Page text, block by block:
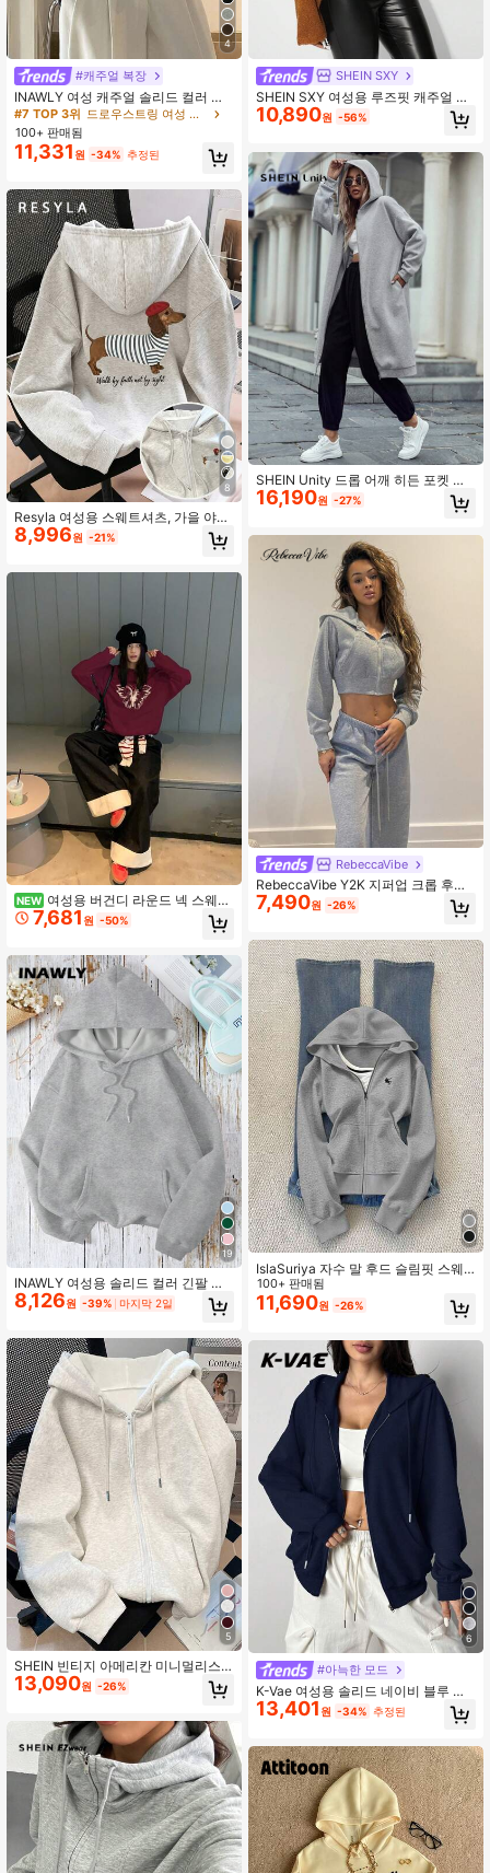
4
#캐주얼 복장
INAWLY 여성 캐주얼 솔리드 컬러 드
로스트링 후드 플리스 스웨트셔츠, 가
을 & 겨울, 긴팔 상의, 졸업, 교사, 개학
풀오버 가을
#7 TOP 3위
드로우스트링 여성 스웨트셔츠
100+ 판매됨
11,331 원 -34% 추정된
8
Resyla 여성용 스웨트셔츠, 가을 야외
탑, 귀여운 빨간 모자 강아지 프린트
패턴, 패턴 디자인, 라이트 그레이 긴
핏, 개학 시즌, 캐주얼 다용도, 일상 착
8,996원 -21%
NEW 여성용 버건디 라운드 넥 스웨트
셔츠, 빈티지 레이지 다용도 캐주얼,
리본 프린트 루즈핏 탑, 가을/겨울
7,681 원 -50%
19
INAWLY 여성용 솔리드 컬러 긴팔 후
드 드로스트링 플리스 스웨트셔츠, 가
을/겨울, 긴팔 상의, 졸업, 교사, 개학
8,126원 -39% 마지막 2일
5
SHEIN 빈티지 아메리칸 미니멀리스
트 스웨트셔츠 스웨트셔츠, 가을/겨울
용 패셔너블하고 독특한 여성복 스웨
13,090원 -26%
SHEIN SXY
SHEIN SXY 여성용 루즈핏 캐주얼 테
디베어 레터 후드 스웨트셔츠, 가을/겨
울
10,890원 -56%
SHEIN Unity 드롭 어깨 히든 포켓 지
퍼 롱라인 후드티, 가을 후기 캐주얼
포켓, 지퍼 긴팔 후드 오버사이즈 긴
긴팔 상의
16,190원 -27%
RebeccaVibe
RebeccaVibe Y2K 지퍼업 크롭 후드
가을/겨울,쁘띠 여성용
7,490원 -26%
IslaSuriya 자수 말 후드 슬림핏 스웨
트셔츠 재킷 여성용
100+ 판매됨
11,690원 -26%
6
#아늑한 모드
K-Vae 여성용 솔리드 네이비 블루 긴
소매 후드 니트 스웨트셔츠 지퍼업 후
드티 가을/겨울
13,401 원 -34% 추정된